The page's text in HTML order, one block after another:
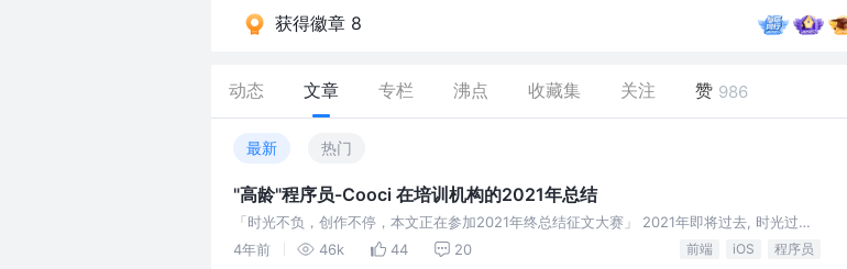
获得徽章 8
动态 文章 专栏 沸点 收藏集 关注 赞 986
最新 热门
"高龄"程序员-Cooci 在培训机构的2021年总结
「时光不负，创作不停，本文正在参加2021年终总结征文大赛」 2021年即将过去, 时光过得
很快. 这一年一直在忙,今天在备课的过程中发现掘金在搞活动: 2021年终总结征文大赛 于是
4年前 46k 44 20 前端 iOS 程序员